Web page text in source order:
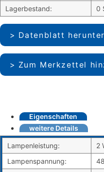
Lagerbestand:
0
Datenblatt
Zum Merkzettel
Eigenschaften
weitere Details
Lampenleistung:
2
Lampenspannung: